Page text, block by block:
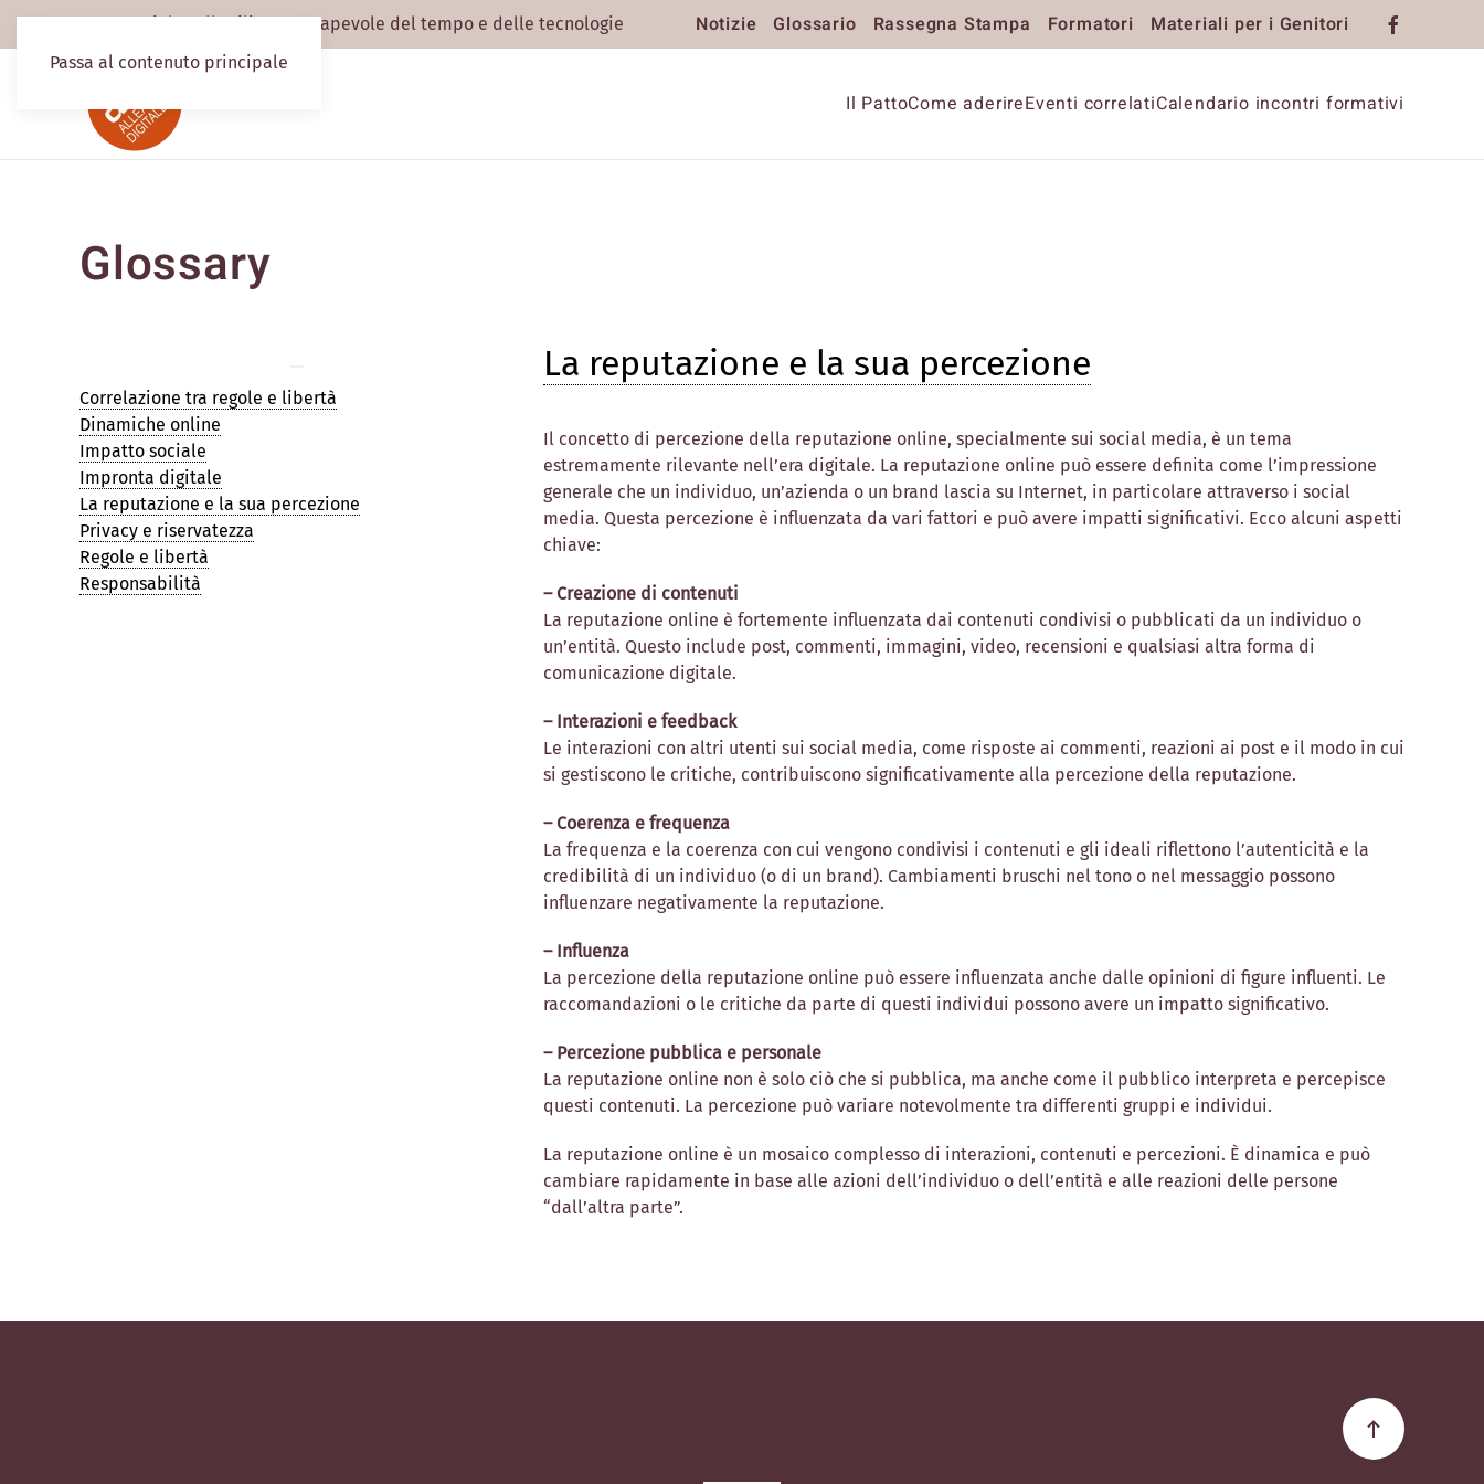
Passa al contenuto principale
Patto sociale sull'utilizzo consapevole del tempo e delle tecnologie Notizie Glossario Rassegna Stampa Formatori Materiali per i Genitori
Il PattoCome aderireEventi correlatiCalendario incontri formativi
Glossary
Correlazione tra regole e libertà
Dinamiche online
Impatto sociale
Impronta digitale
La reputazione e la sua percezione
Privacy e riservatezza
Regole e libertà
Responsabilità
La reputazione e la sua percezione
Il concetto di percezione della reputazione online, specialmente sui social media, è un tema
estremamente rilevante nell’era digitale. La reputazione online può essere definita come l’impressione
generale che un individuo, un’azienda o un brand lascia su Internet, in particolare attraverso i social
media. Questa percezione è influenzata da vari fattori e può avere impatti significativi. Ecco alcuni aspetti
chiave:
– Creazione di contenuti
La reputazione online è fortemente influenzata dai contenuti condivisi o pubblicati da un individuo o
un’entità. Questo include post, commenti, immagini, video, recensioni e qualsiasi altra forma di
comunicazione digitale.
– Interazioni e feedback
Le interazioni con altri utenti sui social media, come risposte ai commenti, reazioni ai post e il modo in cui
si gestiscono le critiche, contribuiscono significativamente alla percezione della reputazione.
– Coerenza e frequenza
La frequenza e la coerenza con cui vengono condivisi i contenuti e gli ideali riflettono l’autenticità e la
credibilità di un individuo (o di un brand). Cambiamenti bruschi nel tono o nel messaggio possono
influenzare negativamente la reputazione.
– Influenza
La percezione della reputazione online può essere influenzata anche dalle opinioni di figure influenti. Le
raccomandazioni o le critiche da parte di questi individui possono avere un impatto significativo.
– Percezione pubblica e personale
La reputazione online non è solo ciò che si pubblica, ma anche come il pubblico interpreta e percepisce
questi contenuti. La percezione può variare notevolmente tra differenti gruppi e individui.
La reputazione online è un mosaico complesso di interazioni, contenuti e percezioni. È dinamica e può
cambiare rapidamente in base alle azioni dell’individuo o dell’entità e alle reazioni delle persone
“dall’altra parte”.